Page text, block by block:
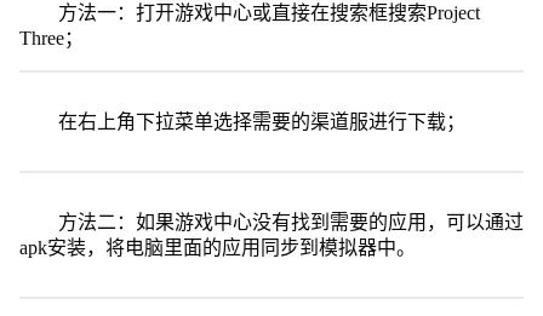
方法一：打开游戏中心或直接在搜索框搜索Project
Three；
在右上角下拉菜单选择需要的渠道服进行下载；
方法二：如果游戏中心没有找到需要的应用，可以通过
apk安装，将电脑里面的应用同步到模拟器中。